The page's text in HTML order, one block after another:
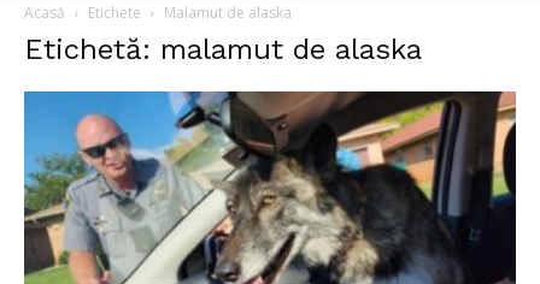
Investigații
Acasă Etichete Malamut de alaska
Etichetă: malamut de alaska